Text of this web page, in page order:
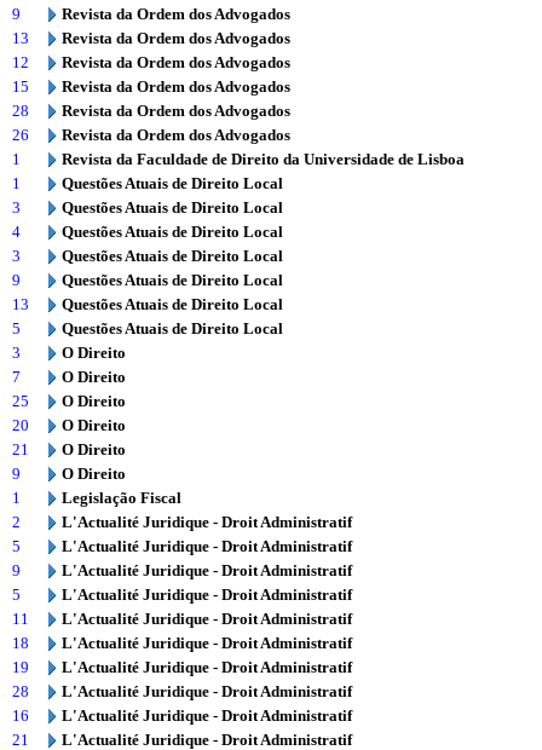
9
Revista da Ordem dos Advogados
13
Revista da Ordem dos Advogados
12
Revista da Ordem dos Advogados
15
Revista da Ordem dos Advogados
28
Revista da Ordem dos Advogados
26
Revista da Ordem dos Advogados
1
Revista da Faculdade de Direito da Universidade de Lisboa
1
Questões Atuais de Direito Local
3
Questões Atuais de Direito Local
4
Questões Atuais de Direito Local
3
Questões Atuais de Direito Local
9
Questões Atuais de Direito Local
13
Questões Atuais de Direito Local
5
Questões Atuais de Direito Local
3
O Direito
7
O Direito
25
O Direito
20
O Direito
21
O Direito
9
O Direito
1
Legislação Fiscal
2
L'Actualité Juridique - Droit Administratif
5
L'Actualité Juridique - Droit Administratif
9
L'Actualité Juridique - Droit Administratif
5
L'Actualité Juridique - Droit Administratif
11
L'Actualité Juridique - Droit Administratif
18
L'Actualité Juridique - Droit Administratif
19
L'Actualité Juridique - Droit Administratif
28
L'Actualité Juridique - Droit Administratif
16
L'Actualité Juridique - Droit Administratif
21
L'Actualité Juridique - Droit Administratif